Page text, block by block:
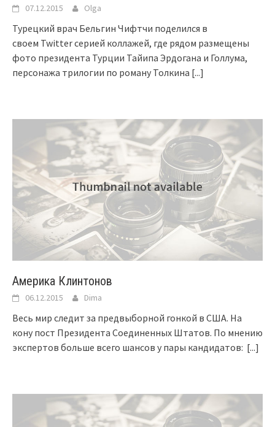
07.12.2015 Olga
Турецкий врач Бельгин Чифтчи поделился в
своем Twitter серией коллажей, где рядом размещены
фото президента Турции Тайипа Эрдогана и Голлума,
персонажа трилогии по роману Толкина [...]
Америка Клинтонов
06.12.2015 Dima
Весь мир следит за предвыборной гонкой в США. На
кону пост Президента Соединенных Штатов. По мнению
экспертов больше всего шансов у пары кандидатов: [...]